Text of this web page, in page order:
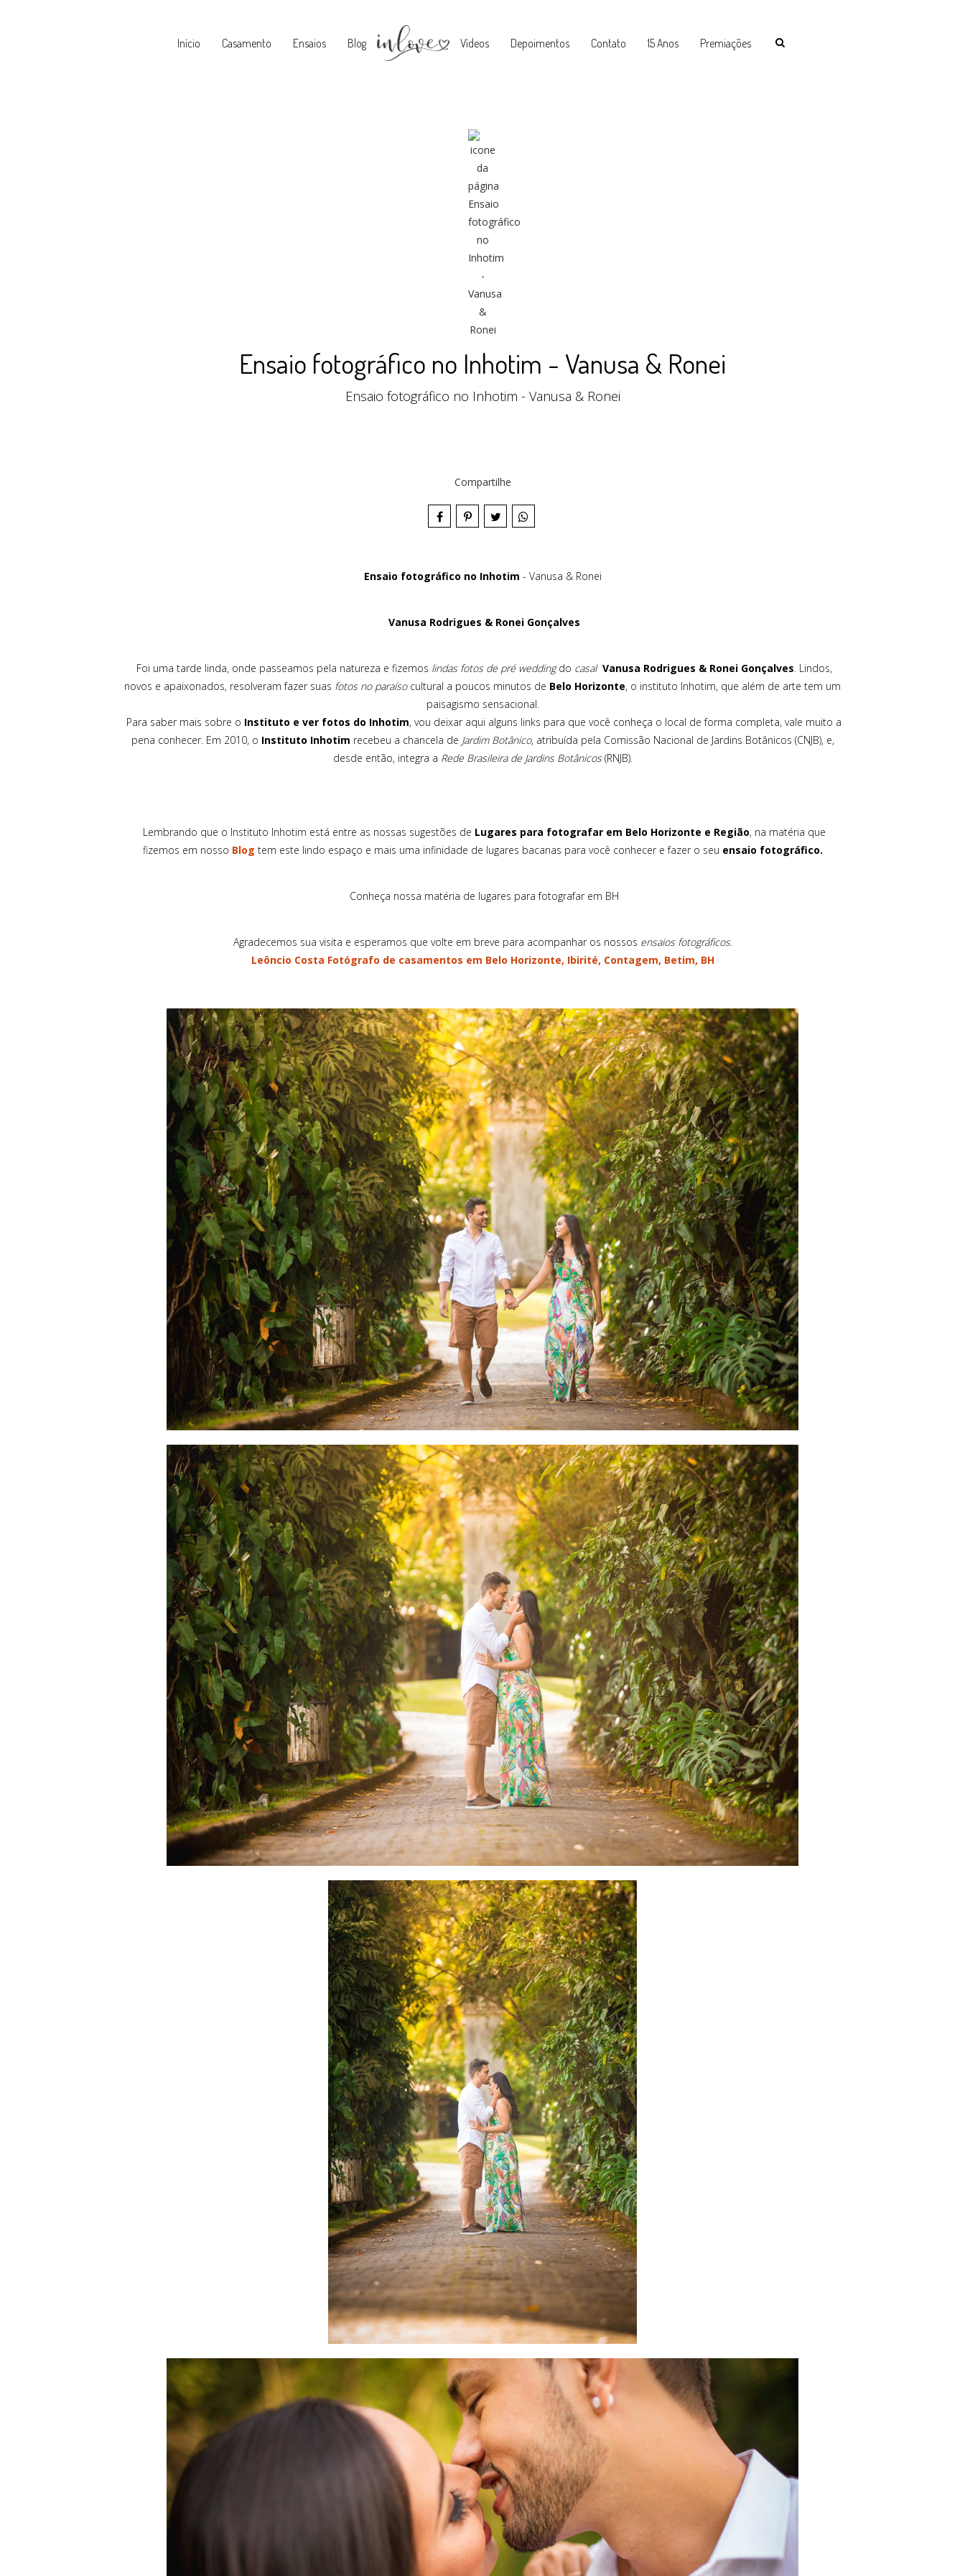
Início Casamento Ensaios Blog Vídeos Depoimentos Contato 15 Anos Premiações
Ensaio fotográfico no Inhotim - Vanusa & Ronei
Ensaio fotográfico no Inhotim - Vanusa & Ronei
Compartilhe
Ensaio fotográfico no Inhotim - Vanusa & Ronei
Vanusa Rodrigues & Ronei Gonçalves
Foi uma tarde linda, onde passeamos pela natureza e fizemos lindas fotos de pré weddingdo casal Vanusa Rodrigues & Ronei Gonçalves. Lindos,
novos e apaixonados, resolveram fazer suas fotos no paraísocultural a poucos minutos de Belo Horizonte, o instituto Inhotim, que além de arte tem um
paisagismo sensacional.
Para saber mais sobre o Instituto e ver fotos do Inhotim, vou deixar aqui alguns links para que você conheça o local de forma completa, vale muito a
pena conhecer. Em 2010, o Instituto Inhotim recebeu a chancela de Jardim Botânico, atribuída pela Comissão Nacional de Jardins Botânicos (CNJB), e,
desde então, integra a Rede Brasileira de Jardins Botânicos(RNJB).
Lembrando que o Instituto Inhotim está entre as nossas sugestões de Lugares para fotografar em Belo Horizonte e Região, na matéria que
fizemos em nosso Blog tem este lindo espaço e mais uma infinidade de lugares bacanas para você conhecer e fazer o seu ensaio fotográfico.
Conheça nossa matéria de lugares para fotografar em BH
Agradecemos sua visita e esperamos que volte em breve para acompanhar os nossos ensaios fotográficos.
Leôncio Costa Fotógrafo de casamentos em Belo Horizonte, Ibirité, Contagem, Betim, BH